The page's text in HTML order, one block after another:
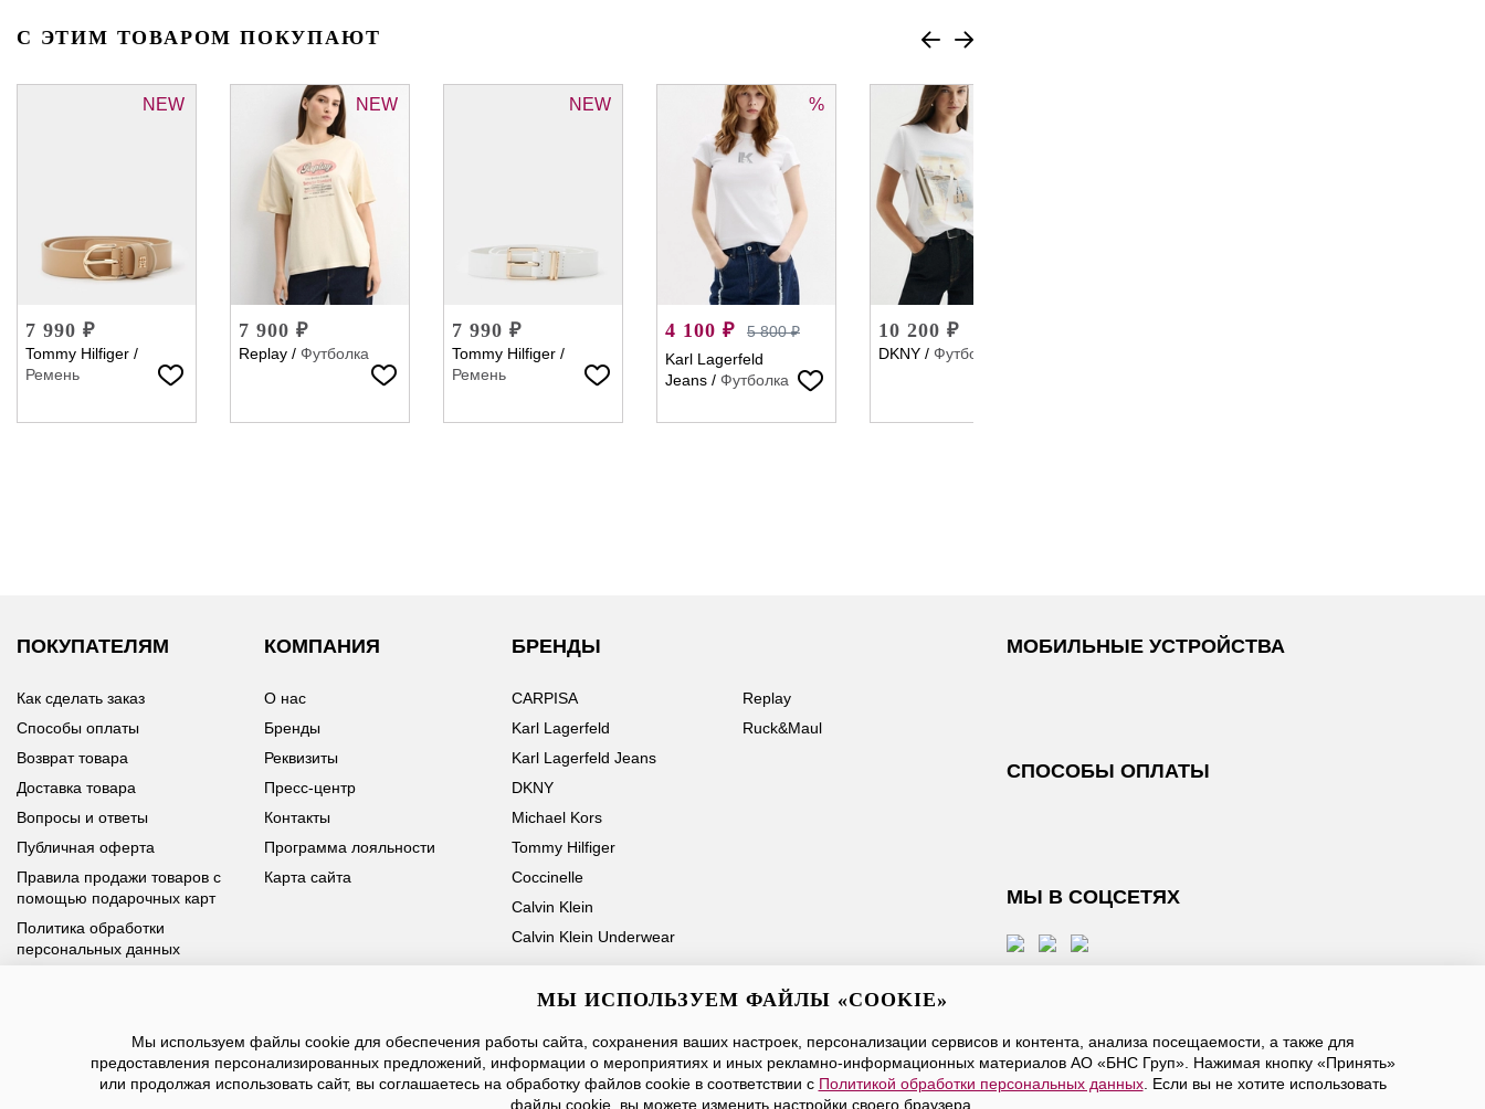
С ЭТИМ ТОВАРОМ ПОКУПАЮТ
NEW
7 990 ₽
Tommy Hilfiger /
Ремень
NEW
7 900 ₽
Replay / Футболка
NEW
7 990 ₽
Tommy Hilfiger /
Ремень
%
4 100 ₽
5 800 ₽
Karl Lagerfeld
Jeans / Футболка
10 200 ₽
DKNY / Футболка
ПОКУПАТЕЛЯМ
Как сделать заказ
Способы оплаты
Возврат товара
Доставка товара
Вопросы и ответы
Публичная оферта
Правила продажи товаров с
помощью подарочных карт
Политика обработки
персональных данных
КОМПАНИЯ
О нас
Бренды
Реквизиты
Пресс-центр
Контакты
Программа лояльности
Карта сайта
БРЕНДЫ
CARPISA
Karl Lagerfeld
Karl Lagerfeld Jeans
DKNY
Michael Kors
Tommy Hilfiger
Coccinelle
Calvin Klein
Calvin Klein Underwear
Replay
Ruck&Maul
МОБИЛЬНЫЕ УСТРОЙСТВА
СПОСОБЫ ОПЛАТЫ
МЫ В СОЦСЕТЯХ
У вас возникли вопросы?
Позвоните нам по телефону8 800 100 93 39или заполните
форму, мы обязательно с вами свяжемся
Ваше имя Email
Нажимая на кнопку «Отправить», вы принимаете условияПубличной оферты, даетесогласие на обработку персональных данных
МЫ ИСПОЛЬЗУЕМ ФАЙЛЫ «COOKIE»
Мы используем файлы cookie для обеспечения работы сайта, сохранения ваших настроек, персонализации сервисов и контента, анализа посещаемости, а также для
предоставления персонализированных предложений, информации о мероприятиях и иных рекламно-информационных материалов АО «БНС Груп». Нажимая кнопку «Принять»
или продолжая использовать сайт, вы соглашаетесь на обработку файлов cookie в соответствии с Политикой обработки персональных данных. Если вы не хотите использовать
файлы cookie, вы можете изменить настройки своего браузера.